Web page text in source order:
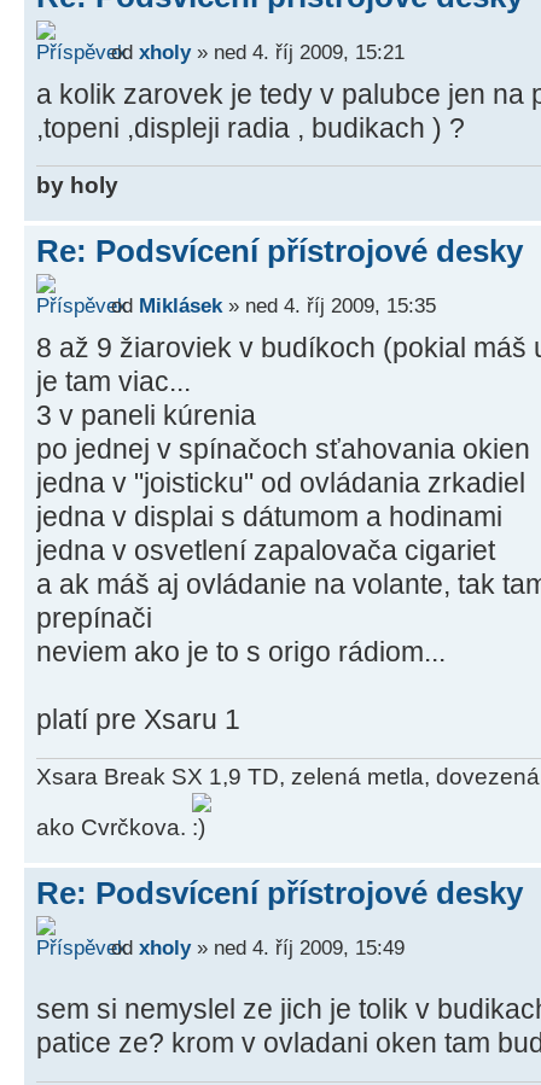
od xholy» ned 4. říj 2009, 15:21
a kolik zarovek je tedy v palubce jen na
,topeni ,displeji radia , budikach ) ?
by holy
Re: Podsvícení přístrojové desky
od Miklásek» ned 4. říj 2009, 15:35
8 až 9 žiaroviek v budíkoch (pokial máš
je tam viac...
3 v paneli kúrenia
po jednej v spínačoch sťahovania okien
jedna v "joisticku" od ovládania zrkadiel
jedna v displai s dátumom a hodinami
jedna v osvetlení zapalovača cigariet
a ak máš aj ovládanie na volante, tak
prepínači
neviem ako je to s origo rádiom...
platí pre Xsaru 1
Xsara Break SX 1,9 TD, zelená metla,
ako Cvrčkova.
Re: Podsvícení přístrojové desky
od xholy» ned 4. říj 2009, 15:49
sem si nemyslel ze jich je tolik v
patice ze? krom v ovladani oken tam